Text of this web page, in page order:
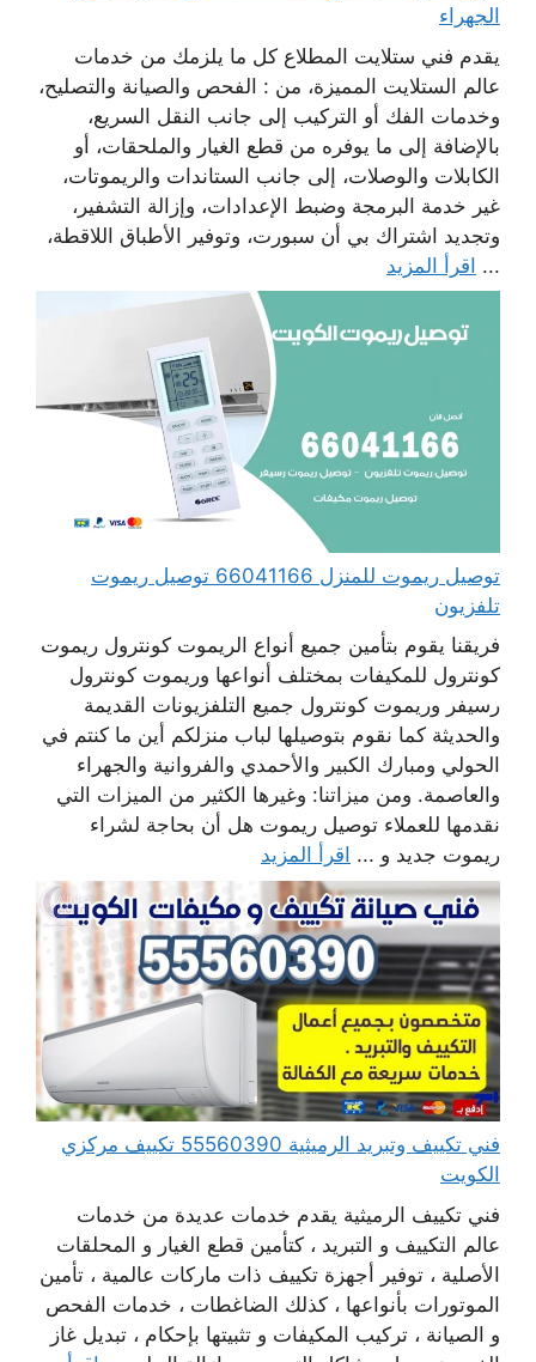
الجهراء
يقدم فني ستلايت المطلاع كل ما يلزمك من خدمات
عالم الستلايت المميزة، من : الفحص والصيانة والتصليح،
وخدمات الفك أو التركيب إلى جانب النقل السريع،
بالإضافة إلى ما يوفره من قطع الغيار والملحقات، أو
الكابلات والوصلات، إلى جانب الستاندات والريموتات،
غير خدمة البرمجة وضبط الإعدادات، وإزالة التشفير،
وتجديد اشتراك بي أن سبورت، وتوفير الأطباق اللاقطة،
... اقرأ المزيد
توصيل ريموت للمنزل 66041166 توصيل ريموت
تلفزيون
فريقنا يقوم بتأمين جميع أنواع الريموت كونترول ريموت
كونترول للمكيفات بمختلف أنواعها وريموت كونترول
رسيفر وريموت كونترول جميع التلفزيونات القديمة
والحديثة كما نقوم بتوصيلها لباب منزلكم أين ما كنتم في
الحولي ومبارك الكبير والأحمدي والفروانية والجهراء
والعاصمة. ومن ميزاتنا: وغيرها الكثير من الميزات التي
نقدمها للعملاء توصيل ريموت هل أن بحاجة لشراء
ريموت جديد و ... اقرأ المزيد
فني تكييف وتبريد الرميثية 55560390 تكييف مركزي
الكويت
فني تكييف الرميثية يقدم خدمات عديدة من خدمات
عالم التكييف و التبريد ، كتأمين قطع الغيار و المحلقات
الأصلية ، توفير أجهزة تكييف ذات ماركات عالمية ، تأمين
الموتورات بأنواعها ، كذلك الضاغطات ، خدمات الفحص
و الصيانة ، تركيب المكيفات و تثبيتها بإحكام ، تبديل غاز